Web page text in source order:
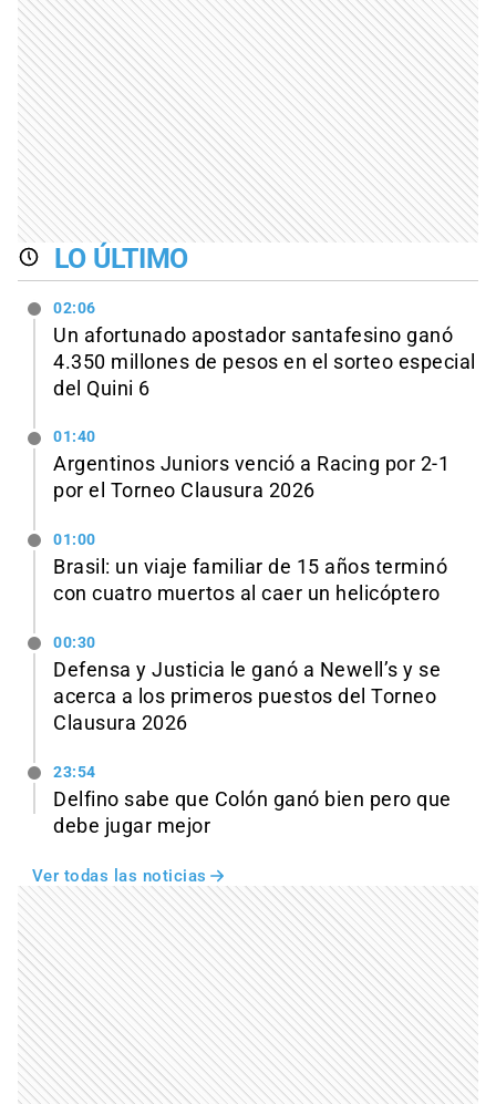
LO ÚLTIMO
02:06
Un afortunado apostador santafesino ganó
4.350 millones de pesos en el sorteo especial
del Quini 6
01:40
Argentinos Juniors venció a Racing por 2-1
por el Torneo Clausura 2026
01:00
Brasil: un viaje familiar de 15 años terminó
con cuatro muertos al caer un helicóptero
00:30
Defensa y Justicia le ganó a Newell’s y se
acerca a los primeros puestos del Torneo
Clausura 2026
23:54
Delfino sabe que Colón ganó bien pero que
debe jugar mejor
Ver todas las noticias